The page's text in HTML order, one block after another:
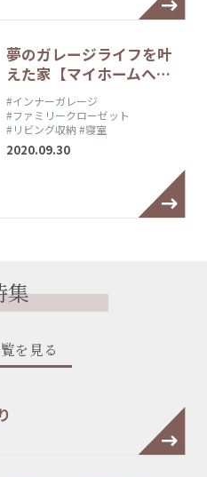
夢のガレージライフを叶
えた家【マイホームへ…
#インナーガレージ
#ファミリークローゼット
#リビング収納 #寝室
2020.09.30
集
を見る